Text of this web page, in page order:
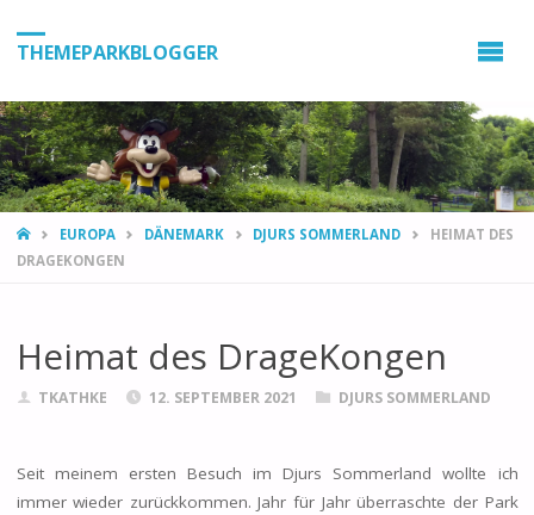
THEMEPARKBLOGGER
HOMEEUROPA DÄNEMARK DJURS SOMMERLAND
HEIMAT DES
DRAGEKONGEN
Heimat des DrageKongen
TKATHKE 12. SEPTEMBER 2021 DJURS SOMMERLAND
Seit meinem ersten Besuch im Djurs Sommerland wollte ich
immer wieder zurückkommen. Jahr für Jahr überraschte der Park